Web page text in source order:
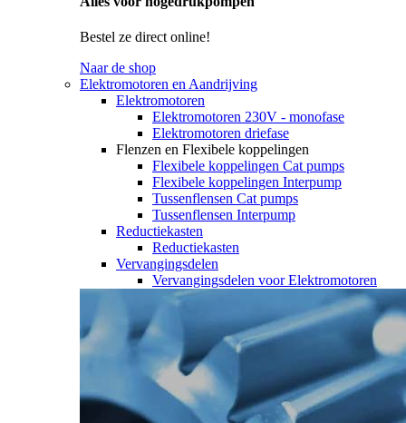
Bestel ze direct online!
Naar de shop
Elektromotoren en Aandrijving
Elektromotoren
Elektromotoren 230V - monofase
Elektromotoren driefase
Flenzen en Flexibele koppelingen
Flexibele koppelingen Cat pumps
Flexibele koppelingen Interpump
Tussenflensen Cat pumps
Tussenflensen Interpump
Reductiekasten
Reductiekasten
Vervangingsdelen
Vervangingsdelen voor Elektromotoren